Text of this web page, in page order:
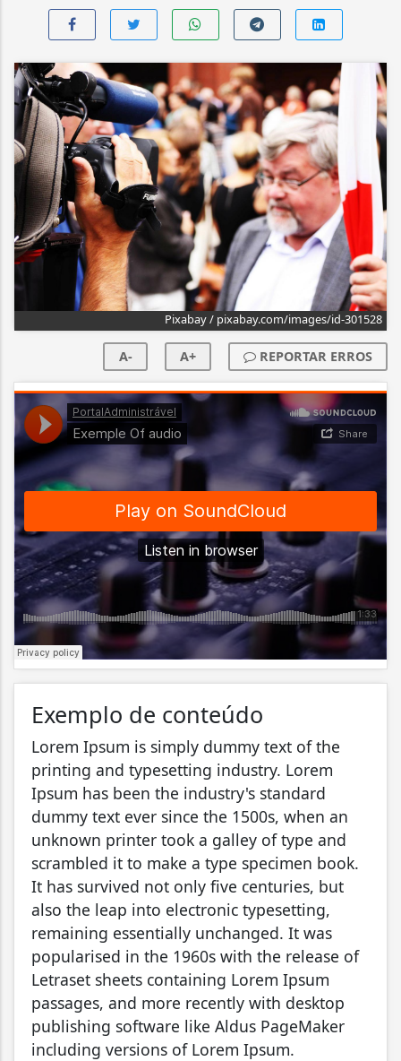
Pixabay / pixabay.com/images/id-301528
A- A+ REPORTAR ERROS
Exemplo de conteúdo
Lorem Ipsum is simply dummy text of the
printing and typesetting industry. Lorem
Ipsum has been the industry's standard
dummy text ever since the 1500s, when an
unknown printer took a galley of type and
scrambled it to make a type specimen book.
It has survived not only five centuries, but
also the leap into electronic typesetting,
remaining essentially unchanged. It was
popularised in the 1960s with the release of
Letraset sheets containing Lorem Ipsum
passages, and more recently with desktop
publishing software like Aldus PageMaker
including versions of Lorem Ipsum.